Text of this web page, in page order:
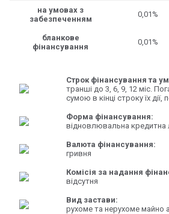
на умовах з
забезпеченням
0,01%
бланкове
фінансування
0,01%
Строк фінансування та
транші до 3, 6, 9, 12 міс.
сумою в кінці строку їх
Форма фінансування:
відновлювальна кредитна
Валюта фінансування:
гривня
Комісія за надання
відсутня
Вид застави:
рухоме та нерухоме майно